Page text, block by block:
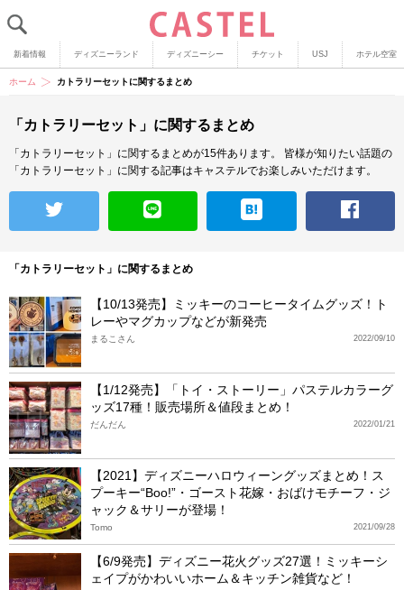
新着情報 ディズニーランド ディズニーシー チケット USJ ホテル空室
ホーム カトラリーセットに関するまとめ
「カトラリーセット」に関するまとめ
「カトラリーセット」に関するまとめが15件あります。
皆様が知りたい話題の
「カトラリーセット」に関する記事はキャステルでお楽しみいただけます。
「カトラリーセット」に関するまとめ
【10/13発売】ミッキーのコーヒータイムグッズ！ト
レーやマグカップなどが新発売
2022/09/10
まるこさん
【1/12発売】「トイ・ストーリー」パステルカラーグ
ッズ17種！販売場所＆値段まとめ！
2022/01/21
だんだん
【2021】ディズニーハロウィーングッズまとめ！ス
プーキー“Boo!”・ゴースト花嫁・おばけモチーフ・ジ
ャック＆サリーが登場！
2021/09/28
Tomo
【6/9発売】ディズニー花火グッズ27選！ミッキーシ
ェイプがかわいいホーム＆キッチン雑貨など！